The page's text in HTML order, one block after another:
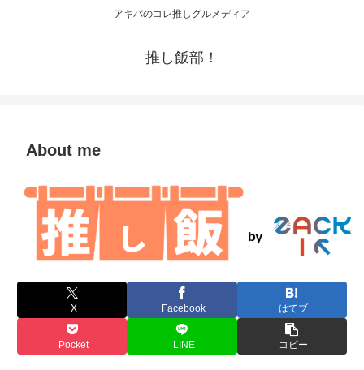
アキバのコレ推しグルメディア
推し飯部！
About me
X Facebook はてブ
Pocket LINE コピー